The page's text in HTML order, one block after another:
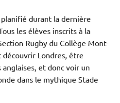
durant la dernière
les élèves inscrits à la
Rugby du Collège Mont-
Londres, être
et donc voir un
dans le mythique Stade